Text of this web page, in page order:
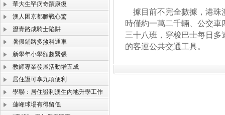
華大生罕病奇蹟康復
澳人困京都膽戰心驚
瀝青路成騎士陷阱
暑假鋪路多煞科通車
新學年小學額趨緊張
教師專業發展活動增五成
居住證可享九項便利
學聯：居住證利澳生內地升學工作
蓮峰球場有得留低
據目前不完全數據，港珠
時僅約一萬二千輛、公交
三十八班，穿梭巴士每日
的客運公共交通工具。